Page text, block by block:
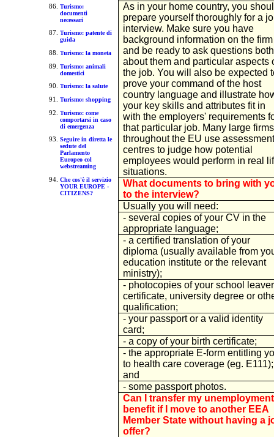
Turismo:
documenti
necessari
Turismo: patente di
guida
Turismo: la moneta
Turismo: animali
domestici
Turismo: la salute
Turismo: shopping
Turismo: come
comportarsi in caso
di emergenza
Seguire in diretta le
sedute del
Parlamento
Europeo col
webstreaming
Che cos'è il servizio
YOUR EUROPE -
CITIZENS?
As in your home country, you
prepare yourself thoroughly for a
interview. Make sure you have
background information on the firm
and be ready to ask questions both
about them and particular aspects
the job. You will also be expected
prove your command of the host
country language and illustrate
your key skills and attributes fit in
with the employers' requirements
that particular job. Many large firms
throughout the EU use assessment
centres to judge how potential
employees would perform in real
situations.
What documents to bring with
to the interview?
Usually you will need:
- several copies of your CV in the
appropriate language;
- a certified translation of your
diploma (usually available from
education institute or the relevant
ministry);
- photocopies of your school
certificate, university degree or
qualification;
- your passport or a valid identity
card;
- a copy of your birth certificate;
- the appropriate E-form entitling
to health care coverage (eg. E111);
and
- some passport photos.
Can I transfer my unemployment
benefit if I move to another EEA
Member State without having a
offer?